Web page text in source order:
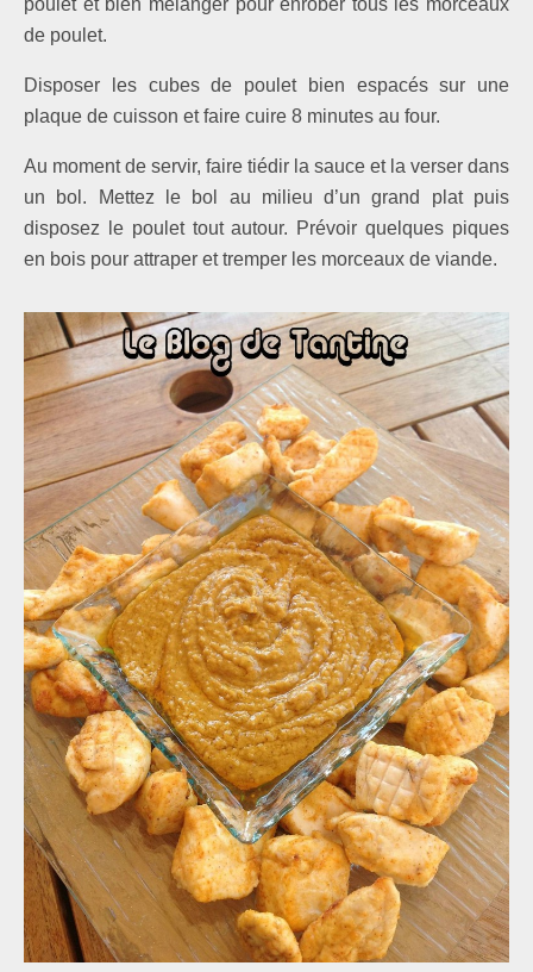
de poulet.
Disposer les cubes de poulet bien espacés sur une
plaque de cuisson et faire cuire 8 minutes au four.
Au moment de servir, faire tiédir la sauce et la verser dans
un bol. Mettez le bol au milieu d’un grand plat puis
disposez le poulet tout autour. Prévoir quelques piques
en bois pour attraper et tremper les morceaux de viande.